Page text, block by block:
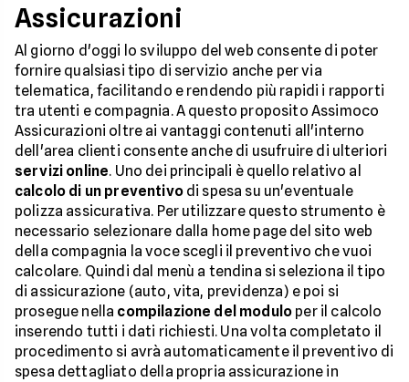
Assicurazioni
Al giorno d'oggi lo sviluppo del web consente di poter
fornire qualsiasi tipo di servizio anche per via
telematica, facilitando e rendendo più rapidi i rapporti
tra utenti e compagnia. A questo proposito Assimoco
Assicurazioni oltre ai vantaggi contenuti all'interno
dell'area clienti consente anche di usufruire di ulteriori
servizi online. Uno dei principali è quello relativo al
calcolo di un preventivodi spesa su un'eventuale
polizza assicurativa. Per utilizzare questo strumento è
necessario selezionare dalla home page del sito web
della compagnia la voce scegli il preventivo che vuoi
calcolare. Quindi dal menù a tendina si seleziona il tipo
di assicurazione (auto, vita, previdenza) e poi si
prosegue nella compilazione del modulo per il calcolo
inserendo tutti i dati richiesti. Una volta completato il
procedimento si avrà automaticamente il preventivo di
spesa dettagliato della propria assicurazione in